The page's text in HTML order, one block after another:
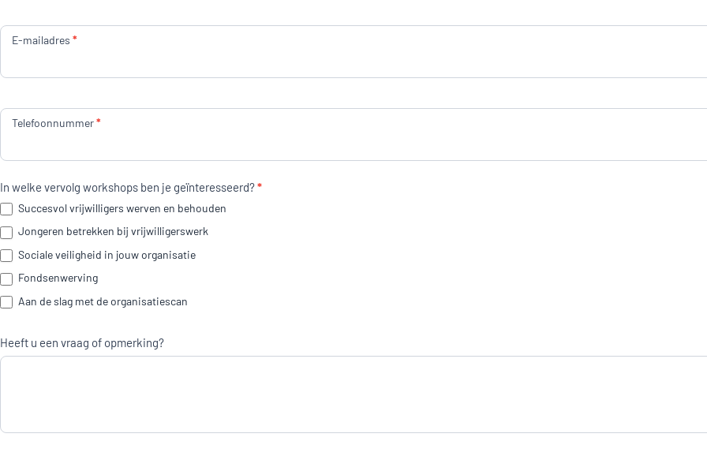
E-mailadres *
Telefoonnummer*
In welke vervolg workshops ben je geïnteresseerd?*
Succesvol vrijwilligers werven en behouden
Jongeren betrekken bij vrijwilligerswerk
Sociale veiligheid in jouw organisatie
Fondsenwerving
Aan de slag met de organisatiescan
Heeft u een vraag of opmerking?